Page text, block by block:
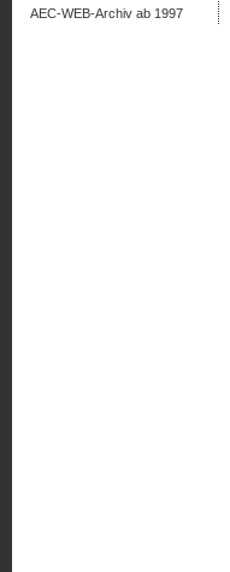
AEC-WEB-Archiv ab 1997